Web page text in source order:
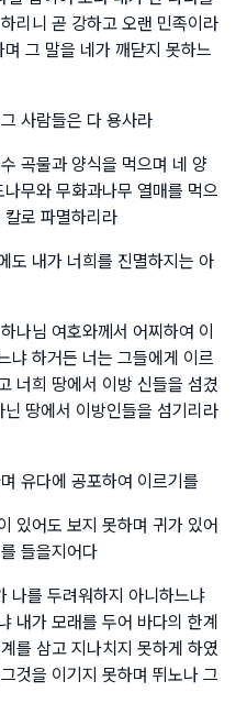
리니 곧 강하고 오랜 민족이라
그 말을 네가 깨닫지 못하느
사람들은 다 용사라
곡물과 양식을 먹으며 네 양
무와 무화과나무 열매를 먹으
로 파멸하리라
도 내가 너희를 진멸하지는 아
나님 여호와께서 어찌하여 이
냐 하거든 너는 그들에게 이르
너희 땅에서 이방 신들을 섬겼
땅에서 이방인들을 섬기리라
유다에 공포하여 이르기를
있어도 보지 못하며 귀가 있어
들을지어다
나를 두려워하지 아니하느냐
내가 모래를 두어 바다의 한계
를 삼고 지나치지 못하게 하였
것을 이기지 못하며 뛰노나 그